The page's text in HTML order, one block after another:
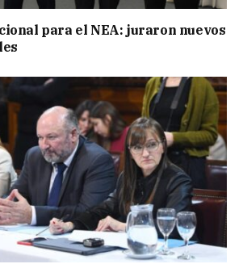
para el NEA: juraron nuevos